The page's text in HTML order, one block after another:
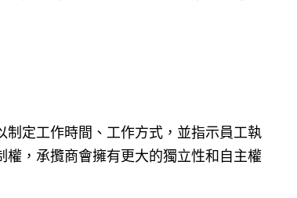
定工作時間、工作方式，並指示員工執
，承攬商會擁有更大的獨立性和自主權